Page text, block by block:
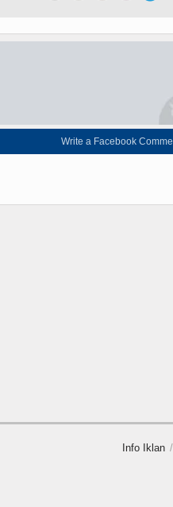
Write a Facebook
Info Iklan